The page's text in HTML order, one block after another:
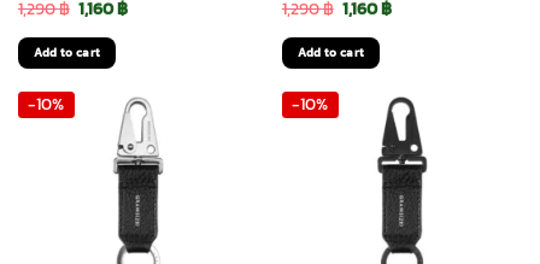
1,290฿ Original
price
was:
1,290 ฿.
1,160฿Current
1,160 ฿.
Add to cart
1,290฿ Original
price
was:
1,290 ฿.
1,160฿Current
1,160 ฿.
Add to cart
-10% -10%